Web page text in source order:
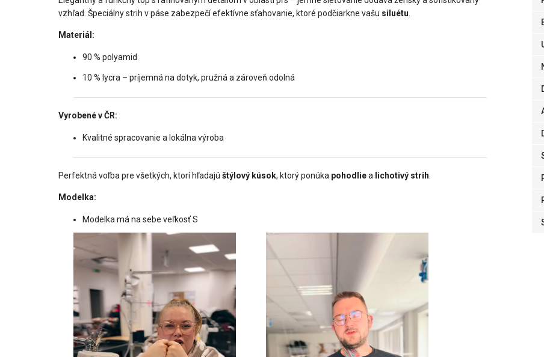
vzhľad. Špeciálny strih v páse zabezpečí efektívne sťahovanie, ktoré podčiarkne vašu siluétu
Materiál:
90 % polyamid
10 % lycra – príjemná na dotyk, pružná a zároveň odolná
Vyrobené v ČR:
Kvalitné spracovanie a lokálna výroba
Perfektná voľba pre všetkých, ktorí hľadajú štýlový kúsok, ktorý ponúka pohodliea lichotivý strih
Modelka:
Modelka má na sebe veľkosť S